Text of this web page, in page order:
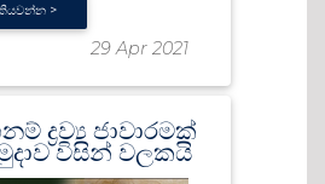
කියවන්න >
29 Apr 2021
ද්‍රව්‍ය ජාවාරමක්
විසින් වලකයි